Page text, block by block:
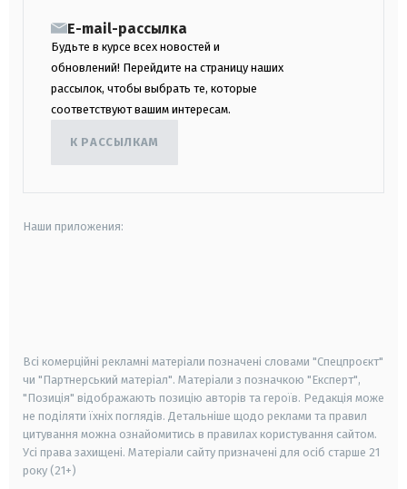
E-mail-рассылка
Будьте в курсе всех новостей и
обновлений! Перейдите на страницу наших
рассылок, чтобы выбрать те, которые
соответствуют вашим интересам.
К РАССЫЛКАМ
Наши приложения:
Всі комерційні рекламні матеріали позначені словами "Спецпроєкт"
чи "Партнерський матеріал". Матеріали з позначкою "Експерт",
"Позиція" відображають позицію авторів та героїв. Редакція може
не поділяти їхніх поглядів. Детальніше щодо реклами та правил
цитування можна ознайомитись в правилах користування сайтом.
Усі права захищені. Матеріали сайту призначені для осіб старше 21
року (21+)